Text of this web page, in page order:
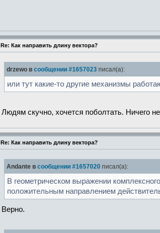
Re: Как направить длину вектора?
drzewo в сообщении #1657023 писал(а):
или тут какие-то другие механизмы
Людям скучно, хочется поболтать. Ничего
Re: Как направить длину вектора?
Andante в сообщении #1657020 писал(а):
В геометрическом выражении
положительным направлением
Верно.